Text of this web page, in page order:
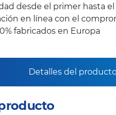
desde el primer hasta
en línea con el
fabricados en Europa
Detalles del